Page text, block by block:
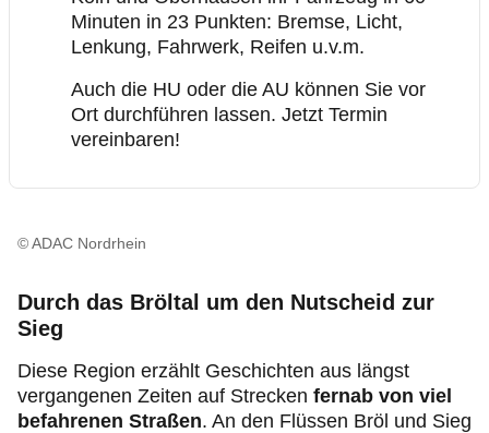
Minuten in 23 Punkten: Bremse, Licht,
Lenkung, Fahrwerk, Reifen u.v.m.
Auch die HU oder die AU können Sie vor
Ort durchführen lassen. Jetzt Termin
vereinbaren!
© ADAC Nordrhein
Durch das Bröltal um den Nutscheid zur
Sieg
Diese Region erzählt Geschichten aus längst
vergangenen Zeiten auf Strecken fernab von viel
befahrenen Straßen. An den Flüssen Bröl und Sieg